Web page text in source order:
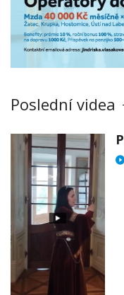
Poslední videa